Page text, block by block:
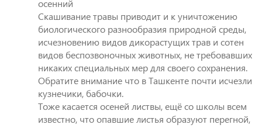
осенний
Скашивание травы приводит и к уничтожению
биологического разнообразия природной среды,
исчезновению видов дикорастущих трав и сотен
видов беспозвоночных животных, не требовавших
никаких специальных мер для своего сохранения.
Обратите внимание что в Ташкенте почти исчезли
кузнечики, бабочки.
Тоже касается осеней листвы, ещё со школы всем
известно, что опавшие листья образуют перегной,